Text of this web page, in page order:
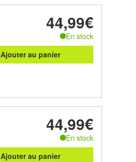
44,99€
En stock
Ajouter au panier
44,99€
En stock
Ajouter au panier